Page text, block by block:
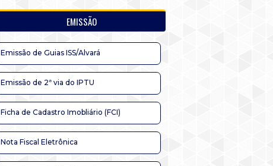
EMISSÃO
Emissão de Guias ISS/Alvará
Emissão de 2ª via do IPTU
Ficha de Cadastro Imobliário (FCI)
Nota Fiscal Eletrônica